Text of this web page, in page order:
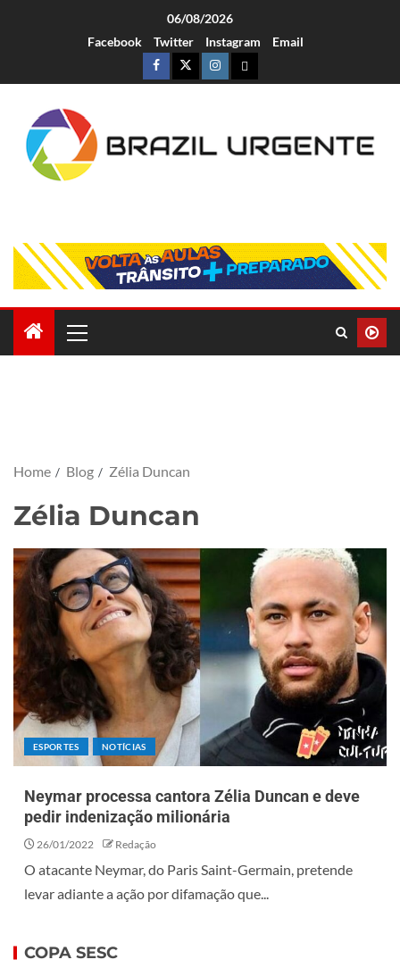
06/08/2026
Facebook
Twitter Instagram Email
Home Blog Zélia Duncan
Zélia Duncan
ESPORTES NOTÍCIAS
Neymar processa cantora Zélia Duncan e deve
pedir indenização milionária
26/01/2022 Redação
O atacante Neymar, do Paris Saint-Germain, pretende
levar adiante a ação por difamação que...
COPA SESC